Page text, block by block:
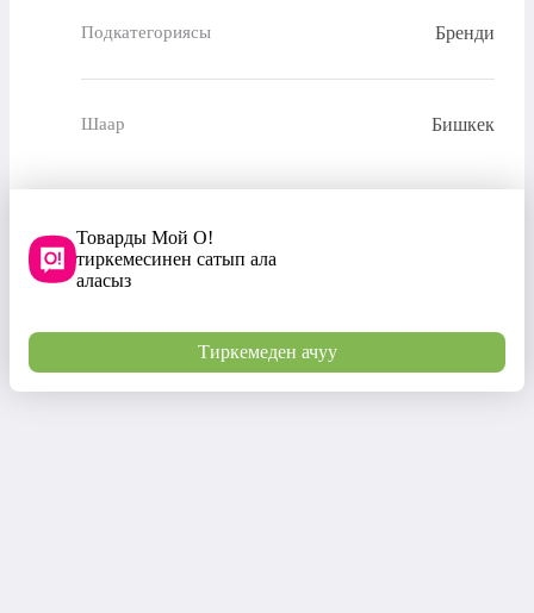
Подкатегориясы Бренди
Шаар Бишкек
Товарды Мой О!
тиркемесинен сатып ала
аласыз
Тиркемеден ачуу